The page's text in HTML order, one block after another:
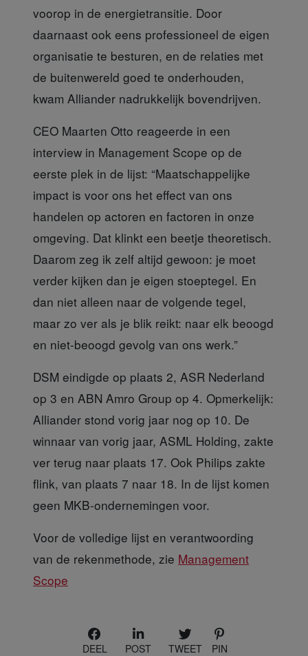
voorop in de energietransitie. Door
daarnaast ook eens professioneel de eigen
organisatie te besturen, en de relaties met
de buitenwereld goed te onderhouden,
kwam Alliander nadrukkelijk bovendrijven.
CEO Maarten Otto reageerde in een
interview in Management Scope op de
eerste plek in de lijst: “Maatschappelijke
impact is voor ons het effect van ons
handelen op actoren en factoren in onze
omgeving. Dat klinkt een beetje theoretisch.
Daarom zeg ik zelf altijd gewoon: je moet
verder kijken dan je eigen stoeptegel. En
dan niet alleen naar de volgende tegel,
maar zo ver als je blik reikt: naar elk beoogd
en niet-beoogd gevolg van ons werk.”
DSM eindigde op plaats 2, ASR Nederland
op 3 en ABN Amro Group op 4. Opmerkelijk:
Alliander stond vorig jaar nog op 10. De
winnaar van vorig jaar, ASML Holding, zakte
ver terug naar plaats 17. Ook Philips zakte
flink, van plaats 7 naar 18. In de lijst komen
geen MKB-ondernemingen voor.
Voor de volledige lijst en verantwoording
van de rekenmethode, zie Management
Scope
DEEL POST TWEET PIN